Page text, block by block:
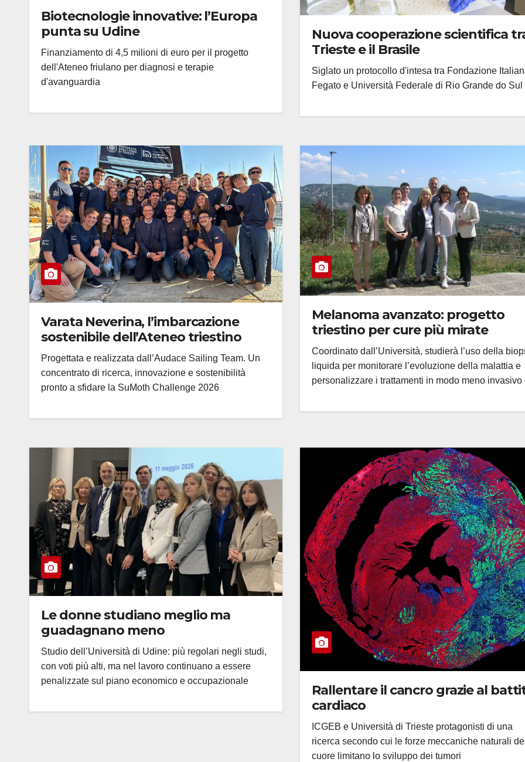
Biotecnologie innovative: l’Europa
punta su Udine
Finanziamento di 4,5 milioni di euro per il progetto
dell'Ateneo friulano per diagnosi e terapie
d'avanguardia
Nuova cooperazione scientifica
Trieste e il Brasile
Siglato un protocollo d'intesa tra Fondazione
Fegato e Università Federale di Rio Grande do Sul
Varata Neverina, l’imbarcazione
sostenibile dell’Ateneo triestino
Progettata e realizzata dall’Audace Sailing Team. Un
concentrato di ricerca, innovazione e sostenibilità
pronto a sfidare la SuMoth Challenge 2026
Melanoma avanzato: progetto
triestino per cure più mirate
Coordinato dall’Università, studierà l’uso della
liquida per monitorare l’evoluzione della malattia e
personalizzare i trattamenti in modo meno invasivo
Le donne studiano meglio ma
guadagnano meno
Studio dell’Università di Udine: più regolari negli studi,
con voti più alti, ma nel lavoro continuano a essere
penalizzate sul piano economico e occupazionale
Rallentare il cancro grazie al
cardiaco
ICGEB e Università di Trieste protagonisti di una
ricerca secondo cui le forze meccaniche naturali
cuore limitano lo sviluppo dei tumori